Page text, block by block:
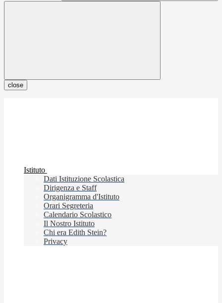
close
Istituto
Dati Istituzione Scolastica
Dirigenza e Staff
Organigramma d'Istituto
Orari Segreteria
Calendario Scolastico
Il Nostro Istituto
Chi era Edith Stein?
Privacy